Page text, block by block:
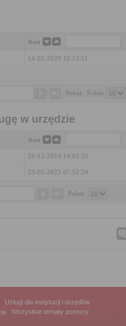
Data
14-01-2020 10:13:51
Pokaż Pokaż
w urzędzie
Data
19-12-2014 14:05:35
23-05-2025 07:52:24
Pokaż
Usługi dla instytucji i urzędów
|Wszystkie tematy pomocy